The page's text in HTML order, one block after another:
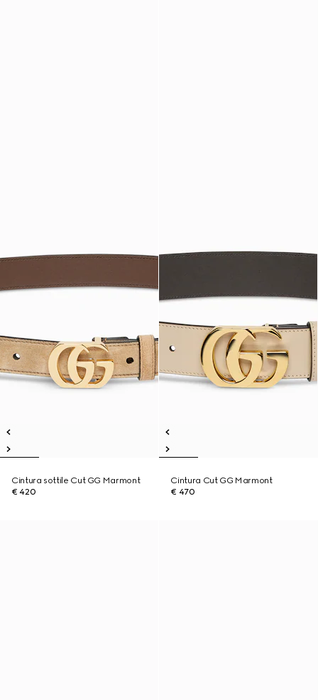
Cintura sottile Cut GG Marmont
€ 420
Cintura Cut GG Marmont
€ 470